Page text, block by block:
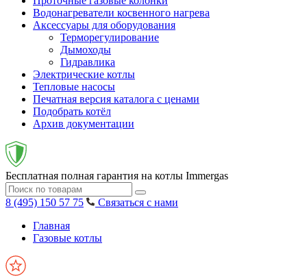
Водонагреватели косвенного нагрева
Аксессуары для оборудования
Терморегулирование
Дымоходы
Гидравлика
Электрические котлы
Тепловые насосы
Печатная версия каталога с ценами
Подобрать котёл
Архив документации
Бесплатная полная гарантия на котлы Immergas
8 (495) 150 57 75
Связаться с нами
Главная
Газовые котлы